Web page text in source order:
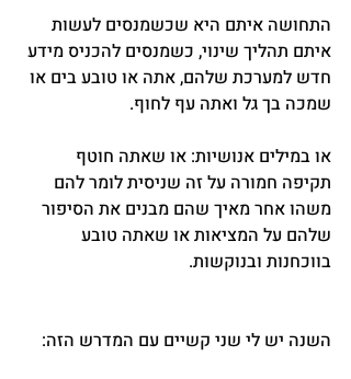
התחושה איתם היא שכשמנסים לעשות
איתם תהליך שינוי, כשמנסים להכניס מידע
חדש למערכת שלהם, אתה או טובע בים או
שמכה בך גל ואתה עף לחוף.
או במילים אנושיות: או שאתה חוטף
תקיפה חמורה על זה שניסית לומר להם
משהו אחר מאיך שהם מבנים את הסיפור
שלהם על המציאות או שאתה טובע
בווכחנות ובנוקשות.
השנה יש לי שני קשיים עם המדרש הזה: